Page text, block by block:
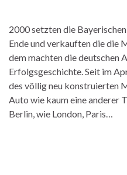
2000 setzten die
Ende und verkauften die die
dem machten die deutschen
Erfolgsgeschichte. Seit im
des völlig neu konstruierten
Auto wie kaum eine anderer
Berlin, wie London, Paris…